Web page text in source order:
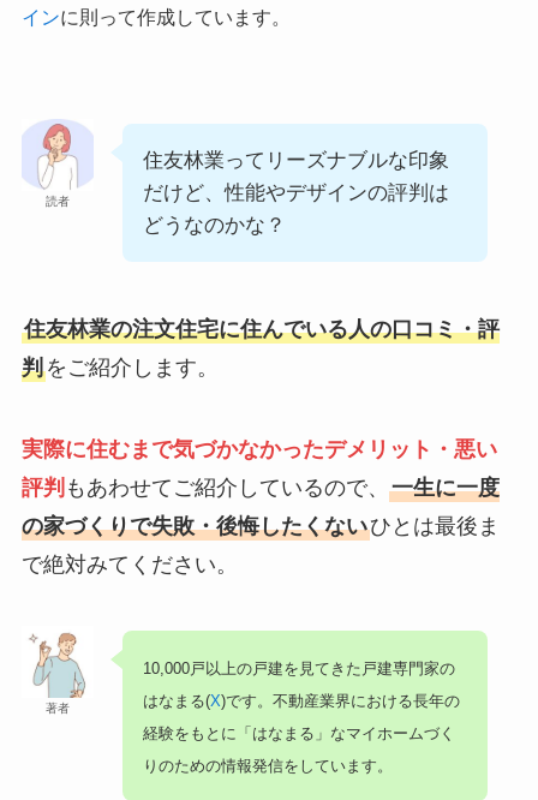
インに則って作成しています。
読者
住友林業ってリーズナブルな印象
だけど、性能やデザインの評判は
どうなのかな？
住友林業の注文住宅に住んでいる人の口コミ・評
判をご紹介します。
実際に住むまで気づかなかったデメリット・悪い
評判 もあわせてご紹介しているので、 一生に一度
の家づくりで失敗・後悔したくないひとは最後ま
で絶対みてください。
著者
10,000戸以上の戸建を見てきた戸建専門家の
はなまる(X)です。不動産業界における長年の
経験をもとに「はなまる」なマイホームづく
りのための情報発信をしています。